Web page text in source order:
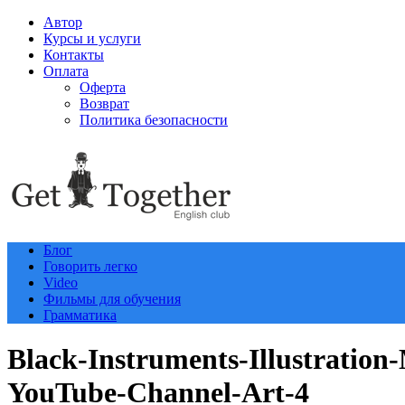
Автор
Курсы и услуги
Контакты
Оплата
Оферта
Возврат
Политика безопасности
Блог
Говорить легко
Video
Фильмы для обучения
Грамматика
Black-Instruments-Illustration-
YouTube-Channel-Art-4